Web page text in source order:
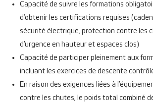
Capacité de suivre les formations
d’obtenir les certifications requises
sécurité électrique, protection contre les
d’urgence en hauteur et espaces clos)
Capacité de participer pleinement aux
incluant les exercices de descente
En raison des exigences liées à
contre les chutes, le poids total combiné